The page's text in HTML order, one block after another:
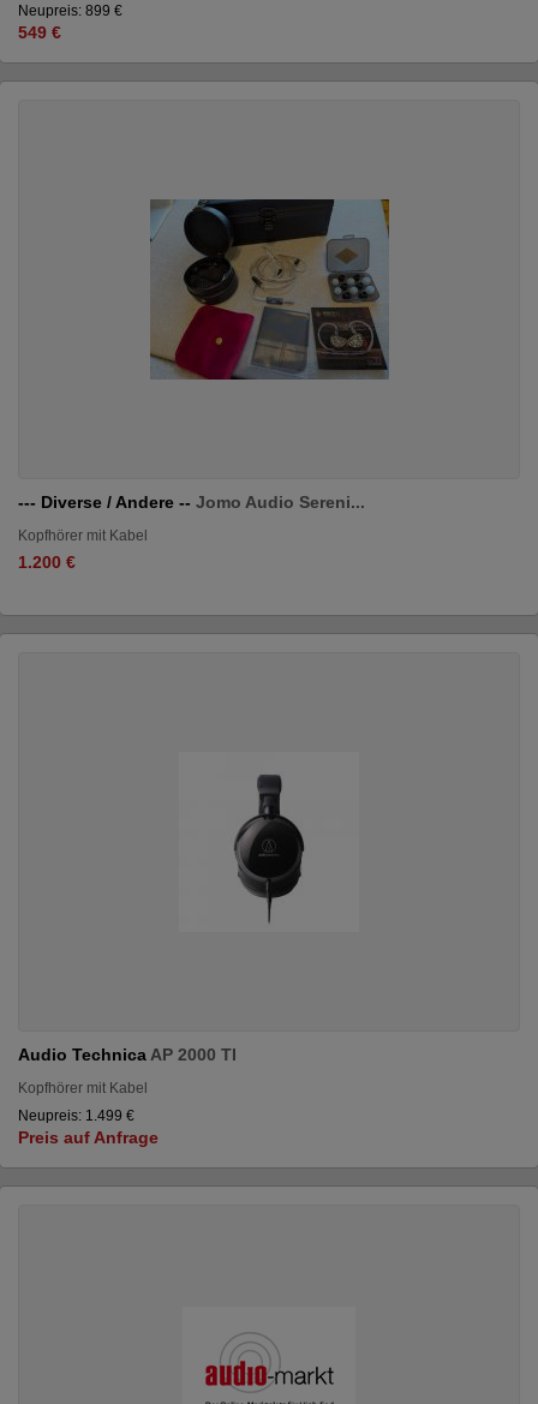
Neupreis: 899 €
549 €
--- Diverse / Andere -- Jomo Audio Sereni...
Kopfhörer mit Kabel
1.200 €
Audio Technica AP 2000 TI
Kopfhörer mit Kabel
Neupreis: 1.499 €
Preis auf Anfrage